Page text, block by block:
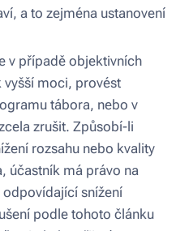
a to zejména ustanovení
v případě objektivních
moci, provést
tábora, nebo v
zrušit. Způsobí-li
rozsahu nebo kvality
účastník má právo na
odpovídající snížení
podle tohoto článku